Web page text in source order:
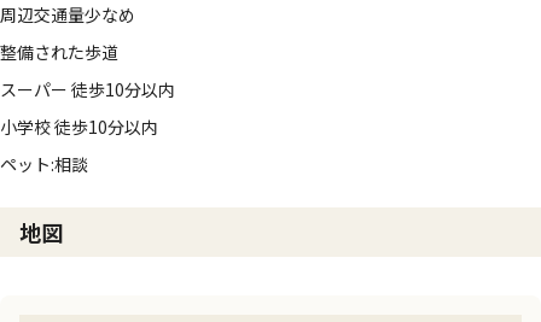
周辺交通量少なめ
整備された歩道
スーパー 徒歩10分以内
小学校 徒歩10分以内
ペット:相談
地図